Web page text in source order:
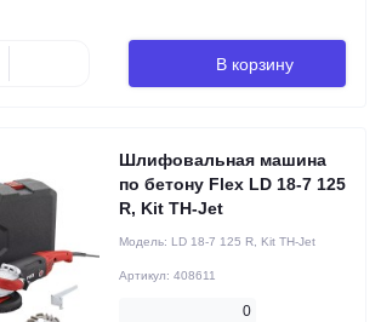
В корзину
Шлифовальная машина
по бетону Flex LD 18-7 125
R, Kit TH-Jet
Модель: LD 18-7 125 R, Kit TH-Jet
Артикул: 408611
0